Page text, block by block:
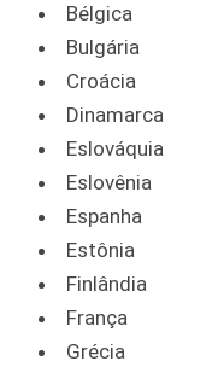
Bélgica
Bulgária
Croácia
Dinamarca
Eslováquia
Eslovênia
Espanha
Estônia
Finlândia
França
Grécia